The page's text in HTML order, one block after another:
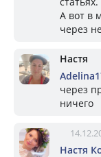
А вот в
через
Настя
через
ничего
Настя